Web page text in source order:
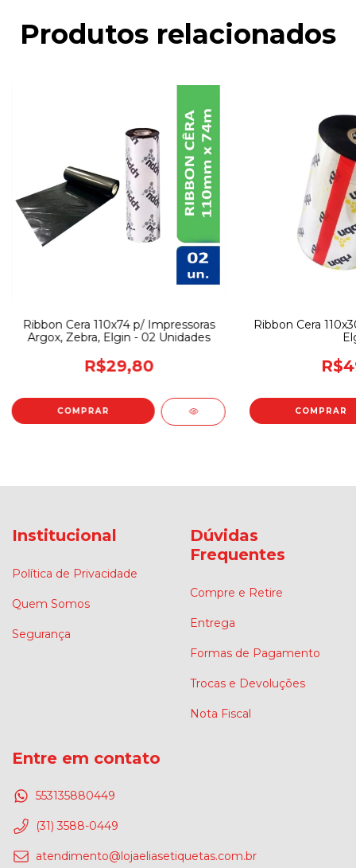
Produtos relacionados
Ribbon Cera 110x74 p/ Impressoras
Argox, Zebra, Elgin - 02 Unidades
R$29,80
Ribbon Cera
Institucional
Política de Privacidade
Quem Somos
Segurança
Dúvidas
Frequentes
Compre e Retire
Entrega
Formas de Pagamento
Trocas e Devoluções
Nota Fiscal
Entre em contato
553135880449
(31) 3588-0449
atendimento@lojaeliasetiquetas.com.br